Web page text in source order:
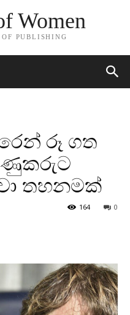
Women
PUBLISHING
රූ ගත
තහනමක්
0
164